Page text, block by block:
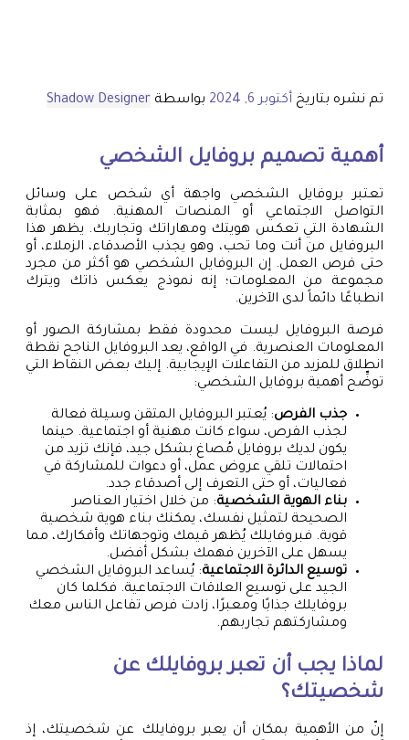
تم نشره بتاريخ أكتوبر 6, 2024 بواسطة Shadow Designer
أهمية تصميم بروفايل الشخصي
تعتبر بروفايل الشخصي واجهة أي شخص على وسائل
التواصل الاجتماعي أو المنصات المهنية. فهو بمثابة
الشهادة التي تعكس هويتك ومهاراتك وتجاربك. يظهر هذا
البروفايل من أنت وما تحب، وهو يجذب الأصدقاء، الزملاء، أو
حتى فرص العمل. إن البروفايل الشخصي هو أكثر من مجرد
مجموعة من المعلومات؛ إنه نموذج يعكس ذاتك ويترك
انطباعًا دائماً لدى الآخرين.
فرصة البروفايل ليست محدودة فقط بمشاركة الصور أو
المعلومات العنصرية. في الواقع، يعد البروفايل الناجح نقطة
انطلاق للمزيد من التفاعلات الإيجابية. إليك بعض النقاط التي
توضِّح أهمية بروفايل الشخصي:
جذب الفرص: يُعتبر البروفايل المتقن وسيلة فعالة
لجذب الفرص، سواء كانت مهنية أو اجتماعية. حينما
يكون لديك بروفايل مُصاغ بشكل جيد، فإنك تزيد من
احتمالات تلقي عروض عمل، أو دعوات للمشاركة في
فعاليات، أو حتى التعرف إلى أصدقاء جدد.
بناء الهوية الشخصية: من خلال اختيار العناصر
الصحيحة لتمثيل نفسك، يمكنك بناء هوية شخصية
قوية. فبروفايلك يُظهر قيمك وتوجهاتك وأفكارك، مما
يسهل على الآخرين فهمك بشكل أفضل.
توسيع الدائرة الاجتماعية: يُساعد البروفايل الشخصي
الجيد على توسيع العلاقات الاجتماعية. فكلما كان
بروفايلك جذابًا ومعبرًا، زادت فرص تفاعل الناس معك
ومشاركتهم تجاربهم.
لماذا يجب أن تعبر بروفايلك عن
شخصيتك؟
إنّ من الأهمية بمكان أن يعبر بروفايلك عن شخصيتك، إذ